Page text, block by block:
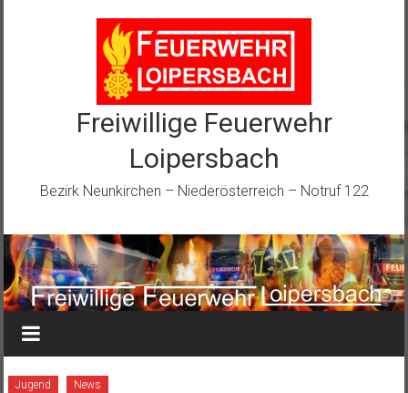
Freiwillige Feuerwehr
Loipersbach
Bezirk Neunkirchen – Niederösterreich – Notruf 122
Jugend News